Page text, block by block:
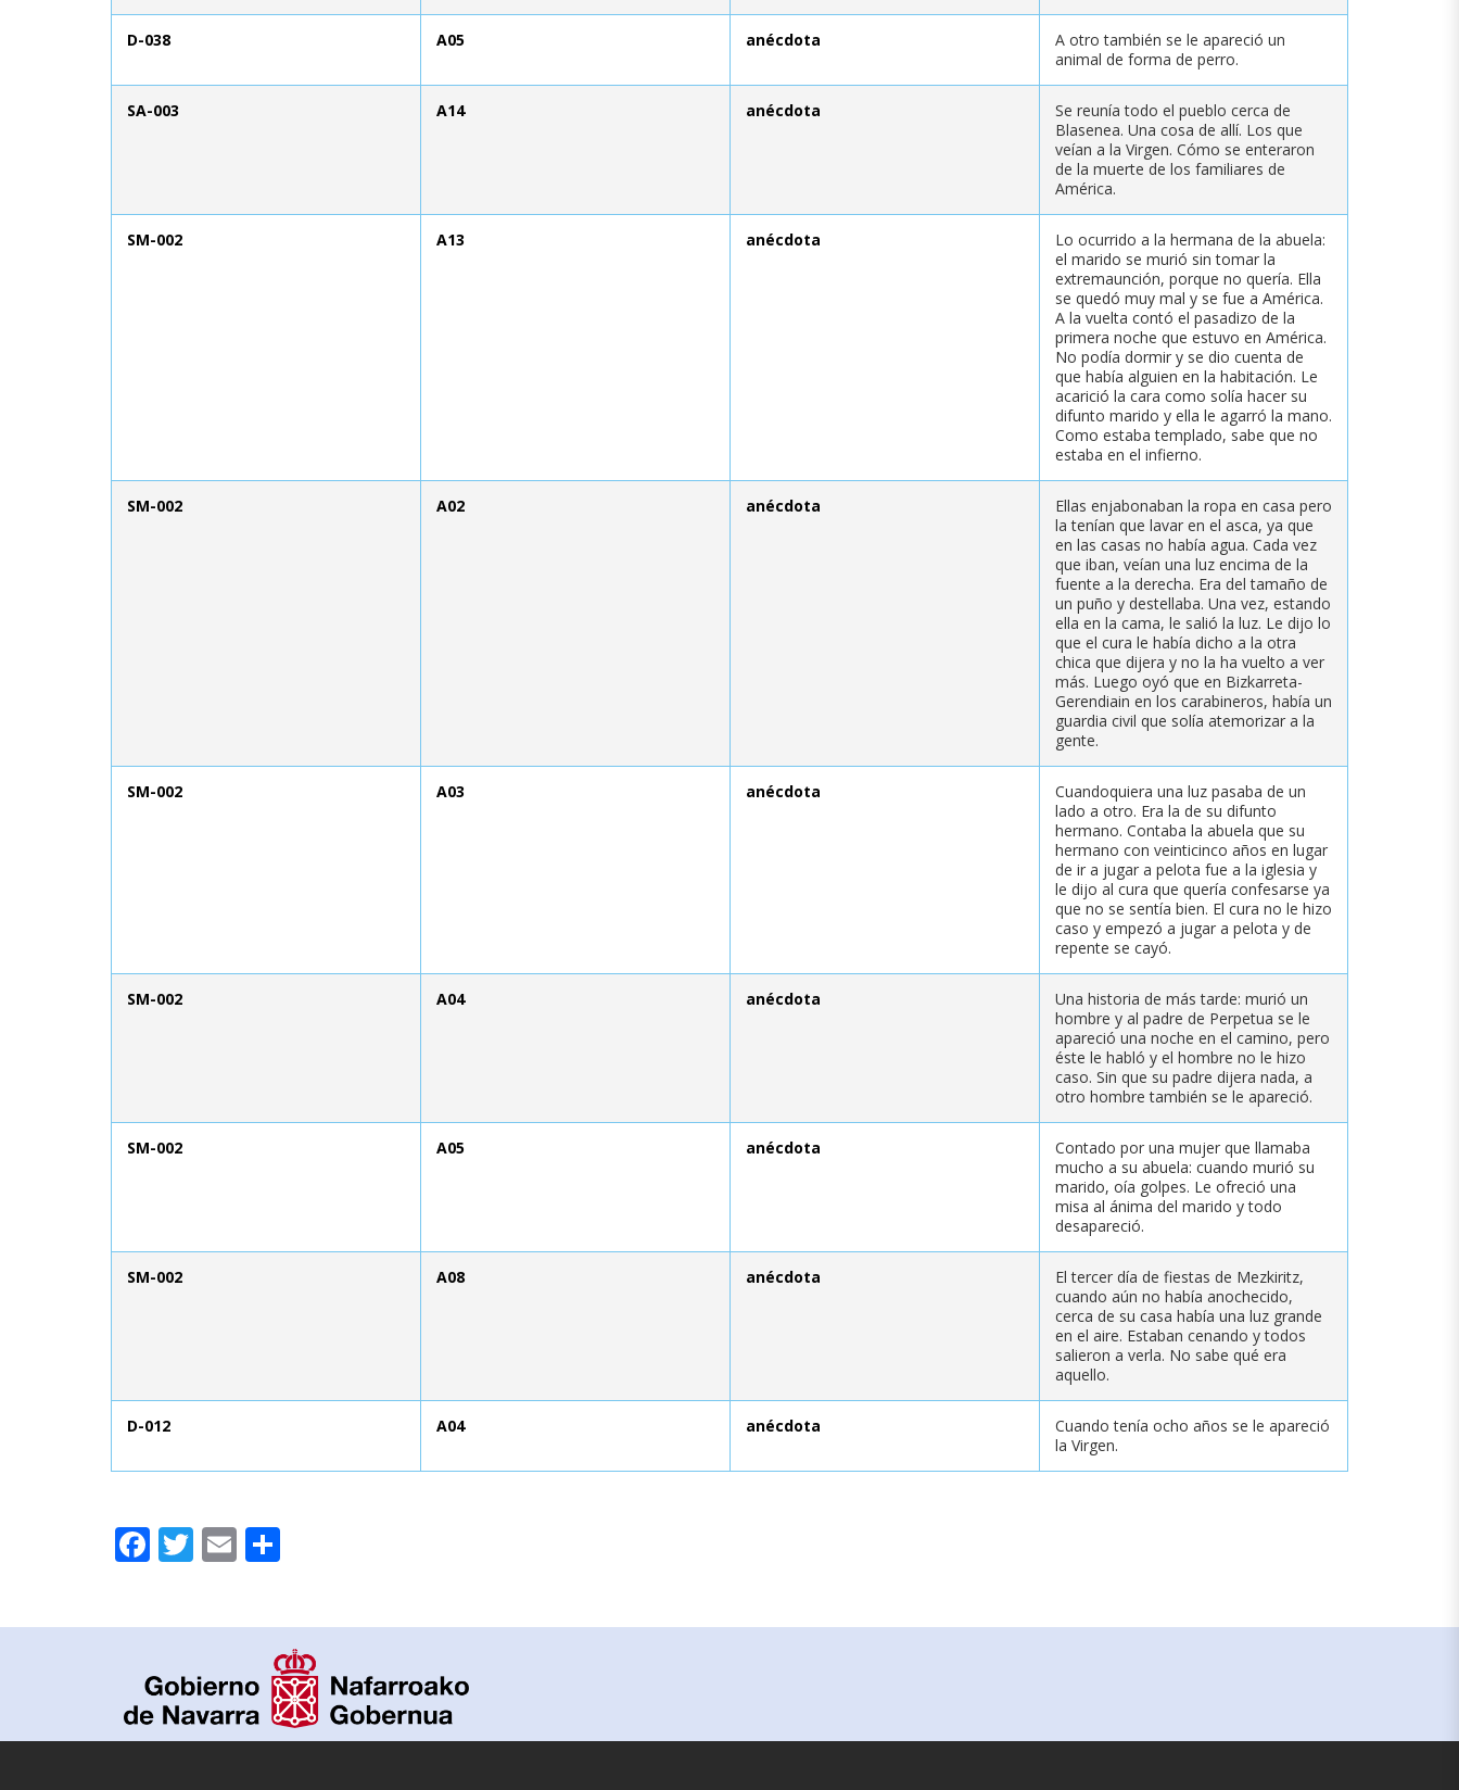
D-038 A05 anécdota
A otro también se le apareció un
animal de forma de perro.
SA-003 A14 anécdota
Se reunía todo el pueblo cerca de
Blasenea. Una cosa de allí. Los que
veían a la Virgen. Cómo se enteraron
de la muerte de los familiares de
América.
SM-002 A13 anécdota
Lo ocurrido a la hermana de la abuela:
el marido se murió sin tomar la
extremaunción, porque no quería. Ella
se quedó muy mal y se fue a América.
A la vuelta contó el pasadizo de la
primera noche que estuvo en América.
No podía dormir y se dio cuenta de
que había alguien en la habitación. Le
acarició la cara como solía hacer su
difunto marido y ella le agarró la mano.
Como estaba templado, sabe que no
estaba en el infierno.
SM-002 A02 anécdota
Ellas enjabonaban la ropa en casa pero
la tenían que lavar en el asca, ya que
en las casas no había agua. Cada vez
que iban, veían una luz encima de la
fuente a la derecha. Era del tamaño de
un puño y destellaba. Una vez, estando
ella en la cama, le salió la luz. Le dijo lo
que el cura le había dicho a la otra
chica que dijera y no la ha vuelto a ver
más. Luego oyó que en Bizkarreta-
Gerendiain en los carabineros, había un
guardia civil que solía atemorizar a la
gente.
SM-002 A03 anécdota
Cuandoquiera una luz pasaba de un
lado a otro. Era la de su difunto
hermano. Contaba la abuela que su
hermano con veinticinco años en lugar
de ir a jugar a pelota fue a la iglesia y
le dijo al cura que quería confesarse ya
que no se sentía bien. El cura no le hizo
caso y empezó a jugar a pelota y de
repente se cayó.
SM-002 A04 anécdota
Una historia de más tarde: murió un
hombre y al padre de Perpetua se le
apareció una noche en el camino, pero
éste le habló y el hombre no le hizo
caso. Sin que su padre dijera nada, a
otro hombre también se le apareció.
SM-002 A05 anécdota
Contado por una mujer que llamaba
mucho a su abuela: cuando murió su
marido, oía golpes. Le ofreció una
misa al ánima del marido y todo
desapareció.
SM-002 A08 anécdota
El tercer día de fiestas de Mezkiritz,
cuando aún no había anochecido,
cerca de su casa había una luz grande
en el aire. Estaban cenando y todos
salieron a verla. No sabe qué era
aquello.
D-012 A04 anécdota
Cuando tenía ocho años se le apareció
la Virgen.
Facebook
Twitter
Email